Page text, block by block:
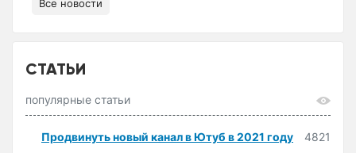
Все новости
СТАТЬИ
популярные статьи
Продвинуть новый канал в Ютуб в 2021 году
4821